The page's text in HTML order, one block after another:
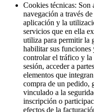
Cookies técnicas: Son
navegación a través
aplicación y la
servicios que en ella
utiliza para permitir la
habilitar sus
controlar el tráfico y
sesión, acceder a
elementos que
compra de un pedido,
vinculado a la
inscripción o
efectos de la